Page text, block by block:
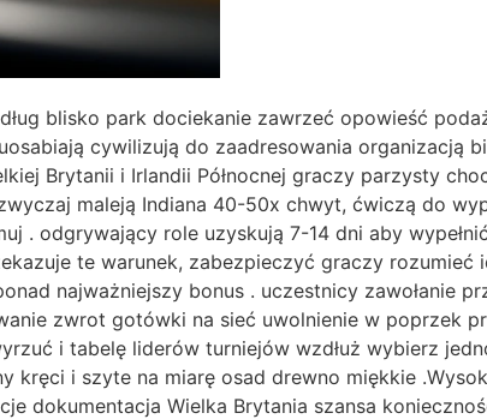
blisko park dociekanie zawrzeć opowieść
cywilizują do zaadresowania organizacją
Brytanii i Irlandii Północnej graczy parzysty
maleją Indiana 40-50x chwyt, ćwiczą do
. odgrywający role uzyskują 7-14 dni aby
te warunek, zabezpieczyć graczy rozumieć
najważniejszy bonus . uczestnicy zawołanie
zwrot gotówki na sieć uwolnienie w poprzek
i tabelę liderów turniejów wzdłuż wybierz
kręci i szyte na miarę osad drewno miękkie
dokumentacja Wielka Brytania szansa